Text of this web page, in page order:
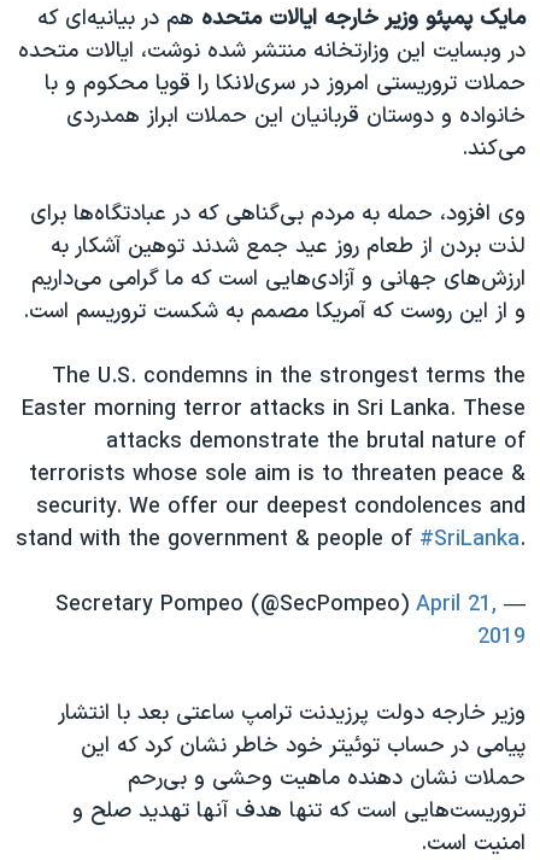
مایک پمپئو وزیر خارجه ایالات متحده هم در بیانیه‌ای که
در وبسایت این وزارتخانه منتشر شده نوشت، ایالات متحده
حملات تروریستی امروز در سری‌لانکا را قویا محکوم و با
خانواده و دوستان قربانیان این حملات ابراز همدردی
می‌کند.
وی افزود، حمله به مردم بی‌گناهی که در عبادتگاه‌ها برای
لذت بردن از طعام روز عید جمع شدند توهین آشکار به
ارزش‌های جهانی و آزادی‌هایی است که ما گرامی می‌داریم
و از این روست که آمریکا مصمم به شکست تروریسم است.
The U.S. condemns in the strongest terms the
Easter morning terror attacks in Sri Lanka. These
attacks demonstrate the brutal nature of
terrorists whose sole aim is to threaten peace &
security. We offer our deepest condolences and
stand with the government & people of #SriLanka.
— Secretary Pompeo (@SecPompeo)
April 21,
2019
وزیر خارجه دولت پرزیدنت ترامپ ساعتی بعد با انتشار
پیامی در حساب توئیتر خود خاطر نشان کرد که این
حملات نشان دهنده ماهیت وحشی و بی‌رحم
تروریست‌هایی است که تنها هدف آنها تهدید صلح و
امنیت است.